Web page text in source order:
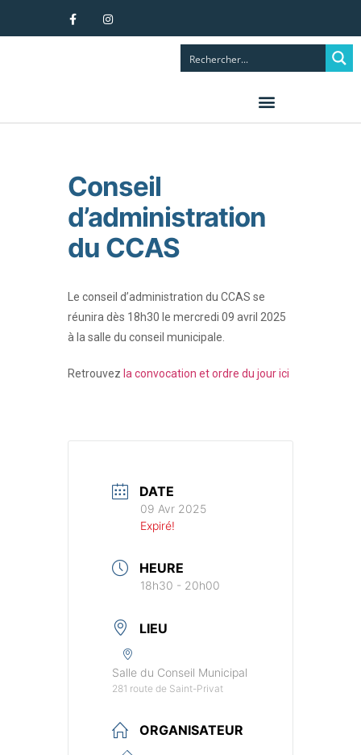
Conseil
d’administration
du CCAS
Le conseil d’administration du CCAS se
réunira dès 18h30 le mercredi 09 avril 2025
à la salle du conseil municipale.
Retrouvez la convocation et ordre du jour ici
DATE
09 Avr 2025
Expiré!
HEURE
18h30 - 20h00
LIEU
Salle du Conseil Municipal
281 route de Saint-Privat
ORGANISATEUR